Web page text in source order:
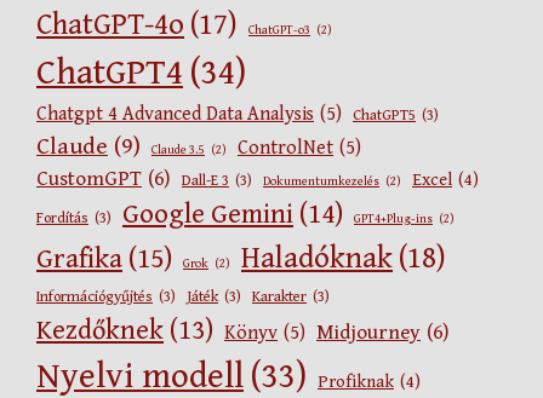
ChatGPT-4o (17) ChatGPT-o3 (2)
ChatGPT4 (34)
Chatgpt 4 Advanced Data Analysis (5) ChatGPT5 (3)
Claude (9) Claude 3.5 (2) ControlNet (5)
CustomGPT (6) Dall-E 3 (3) Dokumentumkezelés (2) Excel (4)
Fordítás (3) Google Gemini (14) GPT4+Plug-ins (2)
Grafika (15) Grok (2) Haladóknak (18)
Információgyűjtés (3) Játék (3) Karakter (3)
Kezdőknek (13) Könyv (5) Midjourney (6)
Nyelvi modell (33) Profiknak (4)